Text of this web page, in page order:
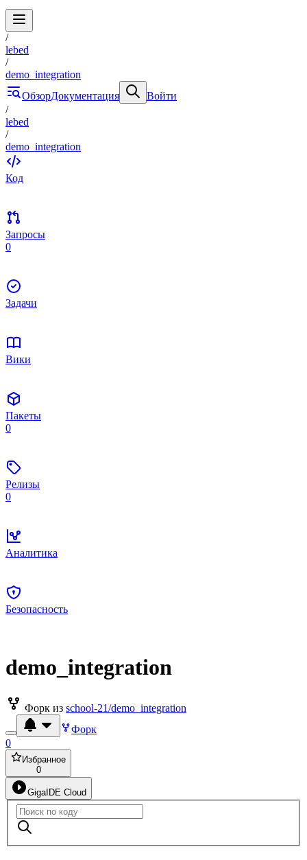
/
lebed
/
demo_integration
ОбзорДокументация
Войти
/
lebed
/
demo_integration
Код
Запросы
0
Задачи
Вики
Пакеты
0
Релизы
0
Аналитика
Безопасность
demo_integration
Форк из school-21/demo_integration
Форк
0
Избранное
0
GigaIDE Cloud